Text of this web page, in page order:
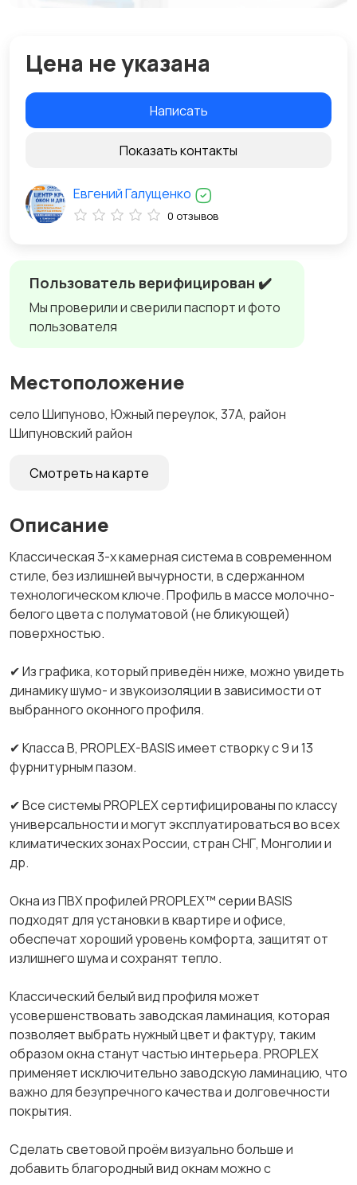
Пользователь верифицирован ✔️
Мы проверили и сверили паспорт и фото
пользователя
Местоположение
село Шипуново, Южный переулок, 37А, район
Шипуновский район
Смотреть на карте
Описание
Классическая 3-х камерная система в современном
стиле, без излишней вычурности, в сдержанном
технологическом ключе. Профиль в массе молочно-
белого цвета с полуматовой (не бликующей)
поверхностью.
✔ Из графика, который приведён ниже, можно увидеть
динамику шумо- и звукоизоляции в зависимости от
выбранного оконного профиля.
✔ Класса В, PROPLEX-BASIS имеет створку с 9 и 13
фурнитурным пазом.
✔ Все системы PROPLEX сертифицированы по классу
универсальности и могут эксплуатироваться во всех
климатических зонах России, стран СНГ, Монголии и
др.
Окна из ПВХ профилей PROPLEX™ серии BASIS
подходят для установки в квартире и офисе,
обеспечат хороший уровень комфорта, защитят от
излишнего шума и сохранят тепло.
Классический белый вид профиля может
усовершенствовать заводская ламинация, которая
позволяет выбрать нужный цвет и фактуру, таким
образом окна станут частью интерьера. PROPLEX
применяет исключительно заводскую ламинацию, что
важно для безупречного качества и долговечности
покрытия.
Сделать световой проём визуально больше и
добавить благородный вид окнам можно с
Цена не указана
Написать
Показать контакты
Евгений Галущенко
0 отзывов